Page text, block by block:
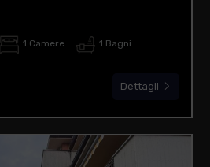
1 Camere 1 Bagni
Dettagli